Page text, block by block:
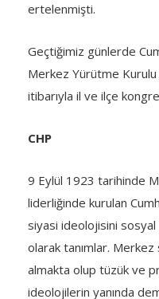
ertelenmişti.
Geçtiğimiz günlerde
Merkez Yürütme
itibarıyla il ve ilçe
CHP
9 Eylül 1923 tarihinde
liderliğinde kurulan
siyasi ideolojisini
olarak tanımlar.
almakta olup tüzük ve
ideolojilerin yanında